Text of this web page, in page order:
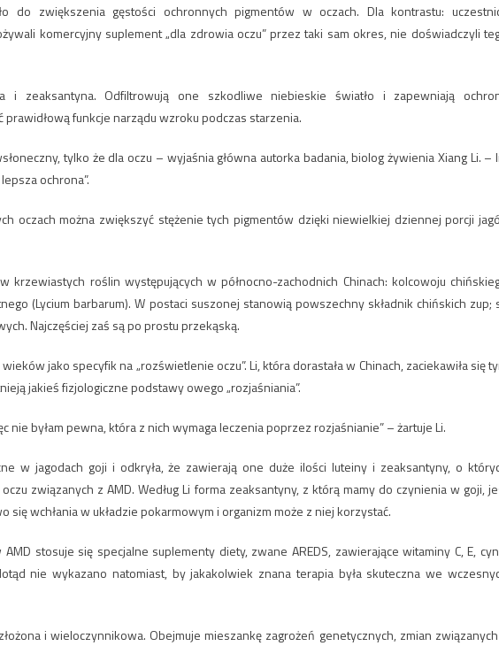
zwiększenia gęstości ochronnych pigmentów w oczach. Dla kontrastu:
komercyjny suplement „dla zdrowia oczu” przez taki sam okres, nie doświadczyli
i zeaksantyna. Odfiltrowują one szkodliwe niebieskie światło i zapewniają
prawidłową funkcje narządu wzroku podczas starzenia.
tylko że dla oczu – wyjaśnia główna autorka badania, biolog żywienia Xiang Li. –
ochrona”.
oczach można zwiększyć stężenie tych pigmentów dzięki niewielkiej dziennej porcji
krzewiastych roślin występujących w północno-zachodnich Chinach: kolcowoju
(Lycium barbarum). W postaci suszonej stanowią powszechny składnik chińskich zup;
Najczęściej zaś są po prostu przekąską.
jako specyfik na „rozświetlenie oczu”. Li, która dorastała w Chinach, zaciekawiła się
jakieś fizjologiczne podstawy owego „rozjaśniania”.
nie byłam pewna, która z nich wymaga leczenia poprzez rozjaśnianie” – żartuje Li.
w jagodach goji i odkryła, że zawierają one duże ilości luteiny i zeaksantyny, o
związanych z AMD. Według Li forma zeaksantyny, z którą mamy do czynienia w goji,
się wchłania w układzie pokarmowym i organizm może z niej korzystać.
stosuje się specjalne suplementy diety, zwane AREDS, zawierające witaminy C, E,
nie wykazano natomiast, by jakakolwiek znana terapia była skuteczna we
i wieloczynnikowa. Obejmuje mieszankę zagrożeń genetycznych, zmian